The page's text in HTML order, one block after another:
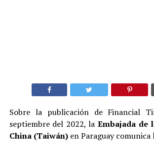
Sobre la publicación de Financial
septiembre del 2022, la Embajada de
China (Taiwán) en Paraguay